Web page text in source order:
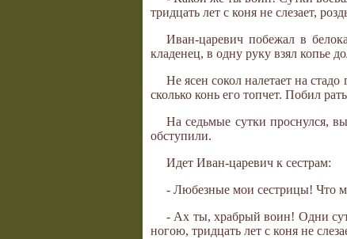
тридцать лет с коня не слезает,
Иван-царевич побежал в
кладенец, в одну руку взял копье
Не ясен сокол налетает на
сколько конь его топчет. Побил
На седьмые сутки проснулся,
обступили.
Идет Иван-царевич к сестрам:
- Любезные мои сестрицы! Что
- Ах ты, храбрый воин! Одни
ногою, тридцать лет с коня не